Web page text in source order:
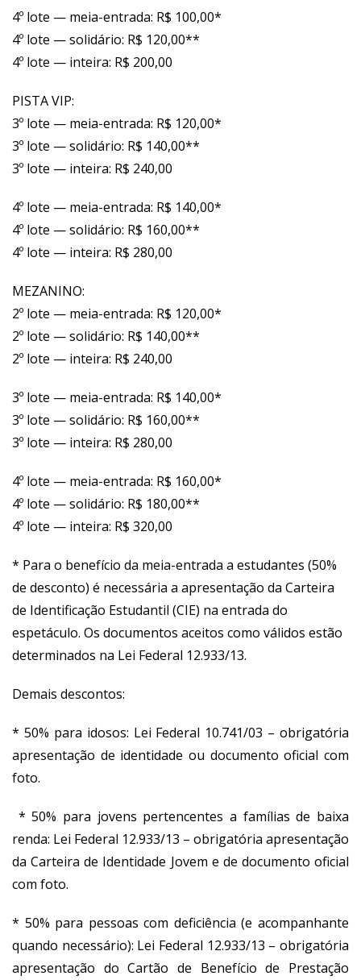
4º lote — meia-entrada: R$ 100,00*
4º lote — solidário: R$ 120,00**
4º lote — inteira: R$ 200,00
PISTA VIP:
3º lote — meia-entrada: R$ 120,00*
3º lote — solidário: R$ 140,00**
3º lote — inteira: R$ 240,00
4º lote — meia-entrada: R$ 140,00*
4º lote — solidário: R$ 160,00**
4º lote — inteira: R$ 280,00
MEZANINO:
2º lote — meia-entrada: R$ 120,00*
2º lote — solidário: R$ 140,00**
2º lote — inteira: R$ 240,00
3º lote — meia-entrada: R$ 140,00*
3º lote — solidário: R$ 160,00**
3º lote — inteira: R$ 280,00
4º lote — meia-entrada: R$ 160,00*
4º lote — solidário: R$ 180,00**
4º lote — inteira: R$ 320,00
* Para o benefício da meia-entrada a estudantes (50%
de desconto) é necessária a apresentação da Carteira
de Identificação Estudantil (CIE) na entrada do
espetáculo. Os documentos aceitos como válidos estão
determinados na Lei Federal 12.933/13.
Demais descontos:
* 50% para idosos: Lei Federal 10.741/03 – obrigatória
apresentação de identidade ou documento oficial com
foto.
* 50% para jovens pertencentes a famílias de baixa
renda: Lei Federal 12.933/13 – obrigatória apresentação
da Carteira de Identidade Jovem e de documento oficial
com foto.
* 50% para pessoas com deficiência (e acompanhante
quando necessário): Lei Federal 12.933/13 – obrigatória
apresentação do Cartão de Benefício de Prestação